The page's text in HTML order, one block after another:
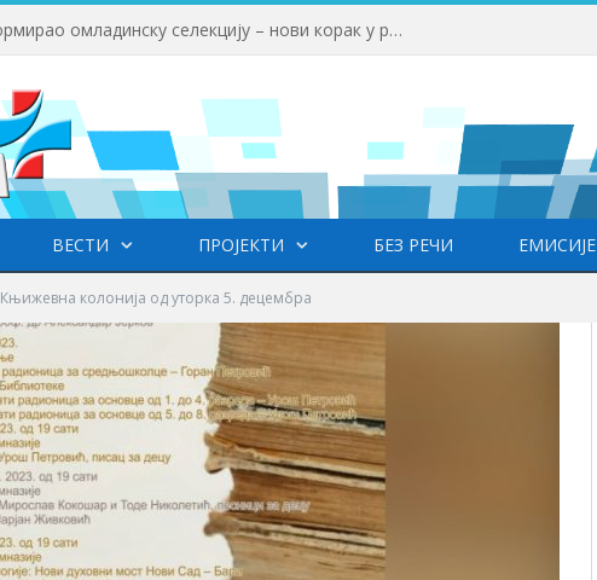
Факултет српских студија објављује позив за ангажовање лектора српског језика на Универзитету ,,HISU“ у Кини
ВЕСТИ ПРОЈЕКТИ БЕЗ РЕЧИ ЕМИСИЈЕ
Књижевна колонија од уторка 5. децембра